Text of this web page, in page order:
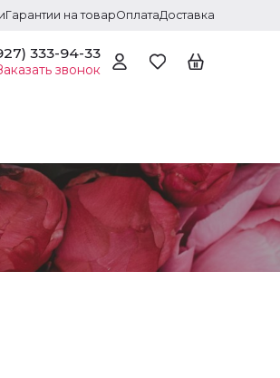
Гарантии на товарОплатаДоставка
333-94-33
звонок